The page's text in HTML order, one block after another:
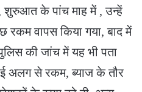
शुरुआत के पांच माह में , उन्हें
वापस किया गया, बाद में
की जांच में यह भी पता
अलग से रकम, ब्याज के तौर